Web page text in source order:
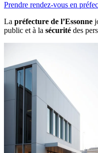
Prendre rendez-vous en
La préfecture de l’Essonne
public et à la sécurité des